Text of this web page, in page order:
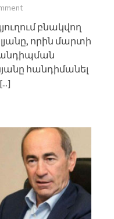
բնակվող
որին մարտի
հանդիմանել
[...]